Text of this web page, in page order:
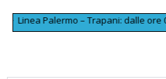
Palermo – Trapani: dalle ore